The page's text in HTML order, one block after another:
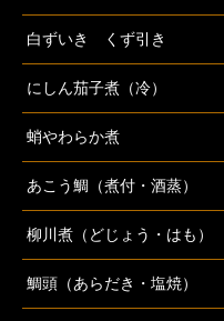
白ずいき くず引き
にしん茄子煮（冷）
蛸やわらか煮
あこう鯛（煮付・酒蒸）
柳川煮（どじょう・はも）
鯛頭（あらだき・塩焼）